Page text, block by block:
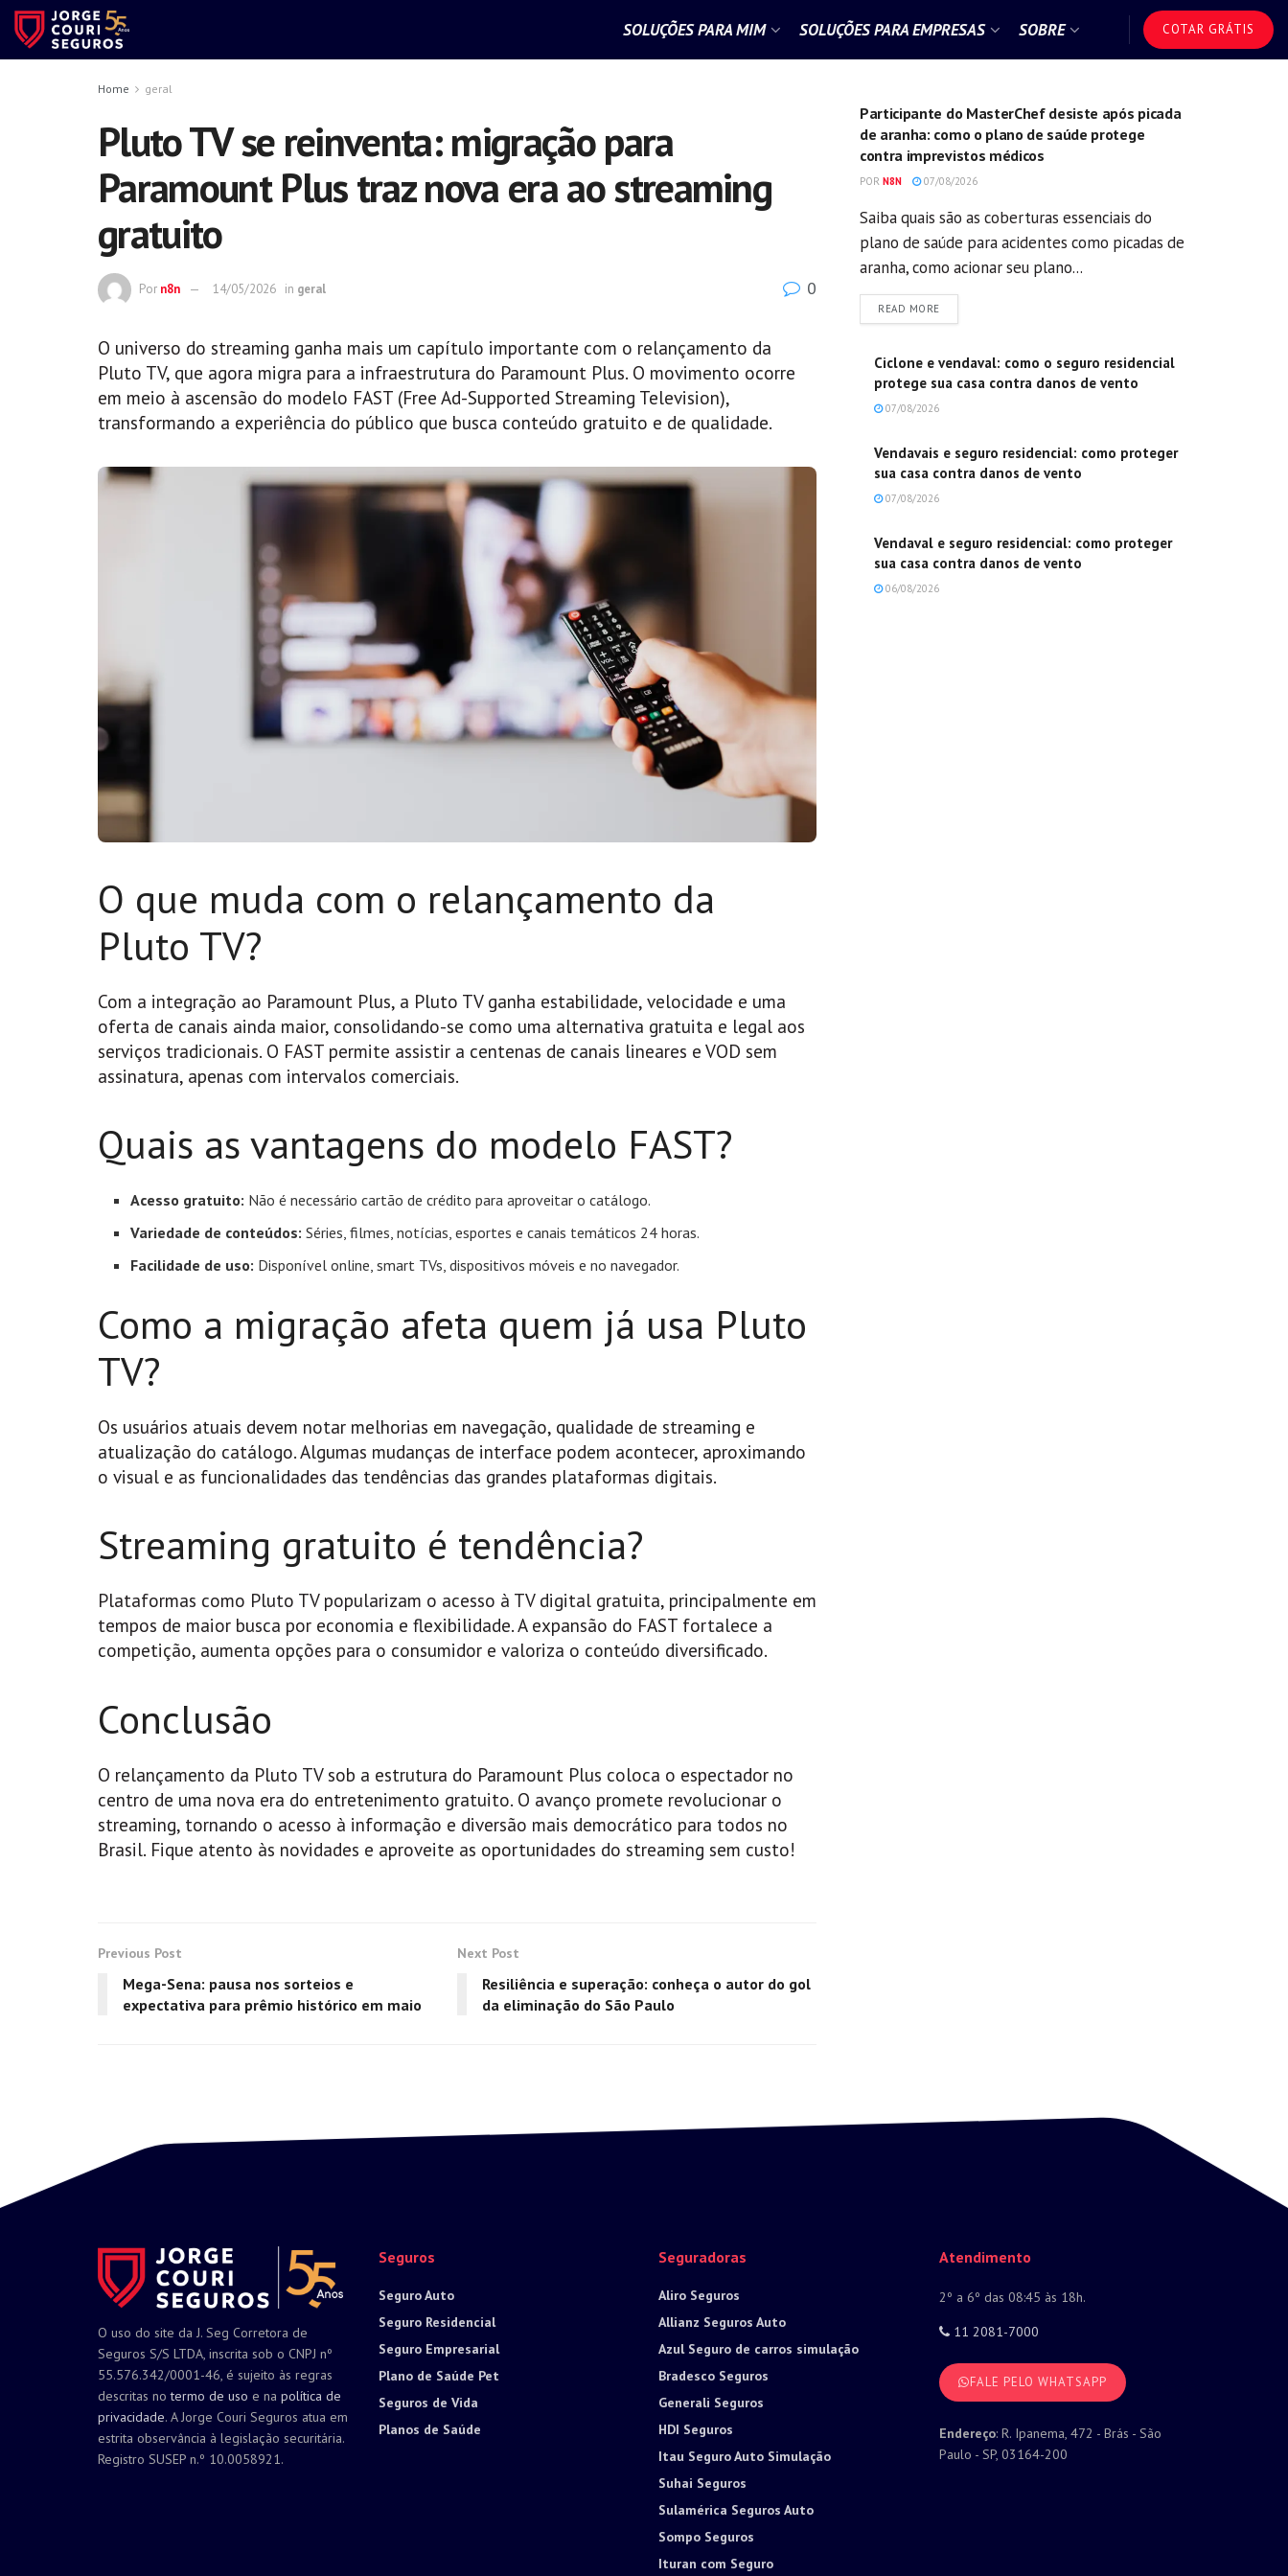
SOLUÇÕES PARA MIM SOLUÇÕES PARA EMPRESAS SOBRE COTAR GRÁTIS
Home geral
Pluto TV se reinventa: migração para
Paramount Plus traz nova era ao streaming
gratuito
Por n8n 14/05/2026 in geral 0
O universo do streaming ganha mais um capítulo importante com o relançamento da
Pluto TV, que agora migra para a infraestrutura do Paramount Plus. O movimento ocorre
em meio à ascensão do modelo FAST (Free Ad-Supported Streaming Television),
transformando a experiência do público que busca conteúdo gratuito e de qualidade.
O que muda com o relançamento da
Pluto TV?
Com a integração ao Paramount Plus, a Pluto TV ganha estabilidade, velocidade e uma
oferta de canais ainda maior, consolidando-se como uma alternativa gratuita e legal aos
serviços tradicionais. O FAST permite assistir a centenas de canais lineares e VOD sem
assinatura, apenas com intervalos comerciais.
Quais as vantagens do modelo FAST?
Acesso gratuito: Não é necessário cartão de crédito para aproveitar o catálogo.
Variedade de conteúdos: Séries, filmes, notícias, esportes e canais temáticos 24 horas.
Facilidade de uso: Disponível online, smart TVs, dispositivos móveis e no navegador.
Como a migração afeta quem já usa Pluto
TV?
Os usuários atuais devem notar melhorias em navegação, qualidade de streaming e
atualização do catálogo. Algumas mudanças de interface podem acontecer, aproximando
o visual e as funcionalidades das tendências das grandes plataformas digitais.
Streaming gratuito é tendência?
Plataformas como Pluto TV popularizam o acesso à TV digital gratuita, principalmente em
tempos de maior busca por economia e flexibilidade. A expansão do FAST fortalece a
competição, aumenta opções para o consumidor e valoriza o conteúdo diversificado.
Conclusão
O relançamento da Pluto TV sob a estrutura do Paramount Plus coloca o espectador no
centro de uma nova era do entretenimento gratuito. O avanço promete revolucionar o
streaming, tornando o acesso à informação e diversão mais democrático para todos no
Brasil. Fique atento às novidades e aproveite as oportunidades do streaming sem custo!
Previous Post
Mega-Sena: pausa nos sorteios e
expectativa para prêmio histórico em maio
Next Post
Resiliência e superação: conheça o autor do gol
da eliminação do São Paulo
Participante do MasterChef desiste após picada
de aranha: como o plano de saúde protege
contra imprevistos médicos
POR N8N 07/08/2026
Saiba quais são as coberturas essenciais do
plano de saúde para acidentes como picadas de
aranha, como acionar seu plano...
READ MOREDETAILS
Ciclone e vendaval: como o seguro residencial
protege sua casa contra danos de vento
07/08/2026
Vendavais e seguro residencial: como proteger
sua casa contra danos de vento
07/08/2026
Vendaval e seguro residencial: como proteger
sua casa contra danos de vento
06/08/2026
O uso do site da J. Seg Corretora de
Seguros S/S LTDA, inscrita sob o CNPJ nº
55.576.342/0001-46, é sujeito às regras
descritas notermo de uso e na política de
privacidade. A Jorge Couri Seguros atua em
estrita observância à legislação securitária.
Registro SUSEP n.º 10.0058921.
Seguros
Seguro Auto
Seguro Residencial
Seguro Empresarial
Plano de Saúde Pet
Seguros de Vida
Planos de Saúde
Seguradoras
Aliro Seguros
Allianz Seguros Auto
Azul Seguro de carros simulação
Bradesco Seguros
Generali Seguros
HDI Seguros
Itau Seguro Auto Simulação
Suhai Seguros
Sulamérica Seguros Auto
Sompo Seguros
Ituran com Seguro
Atendimento
2º a 6º das 08:45 às 18h.
11 2081-7000
FALE PELO WHATSAPP
Endereço: R. Ipanema, 472 - Brás - São
Paulo - SP, 03164-200